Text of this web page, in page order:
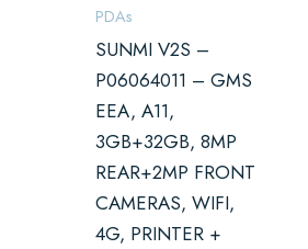
PDAs
SUNMI V2S –
P06064011 – GMS
EEA, A11,
3GB+32GB, 8MP
REAR+2MP FRONT
CAMERAS, WIFI,
4G, PRINTER +